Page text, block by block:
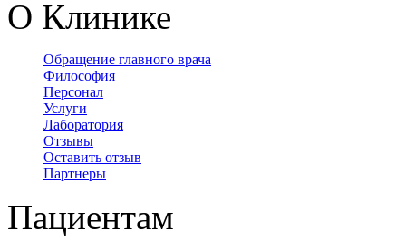
О Клинике
Обращение главного врача
Философия
Персонал
Услуги
Лаборатория
Отзывы
Оставить отзыв
Партнеры
Пациентам